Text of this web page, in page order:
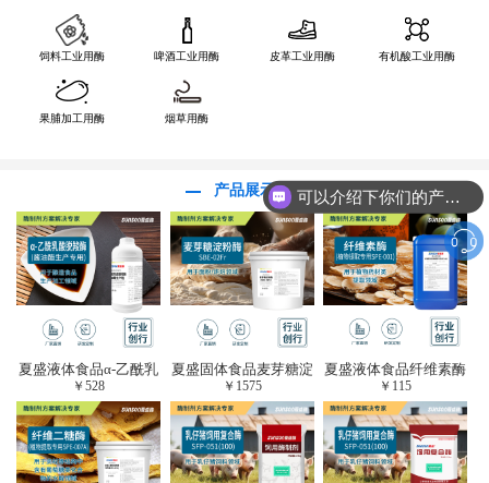
饲料工业用酶 啤酒工业用酶 皮革工业用酶 有机酸工业用酶
果脯加工用酶 烟草用酶
产品展示
夏盛液体食品α-乙酰乳
酸脱羧酶(酱油醋生产
专用)FDY-3206
￥528
夏盛固体食品麦芽糖淀
粉酶(烘焙及面粉改良
用酶/发酵类食品可
用)FDG-0012
￥ 1575
夏盛液体食品纤维素酶
(植物提取专用酶/解决
提取液混浊问题/降
黏)FFY-0651
￥ 115
可以介绍下你们的产品么？